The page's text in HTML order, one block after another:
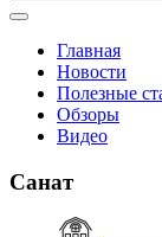
Главная
Новости
Полезные
Обзоры
Видео
Санат